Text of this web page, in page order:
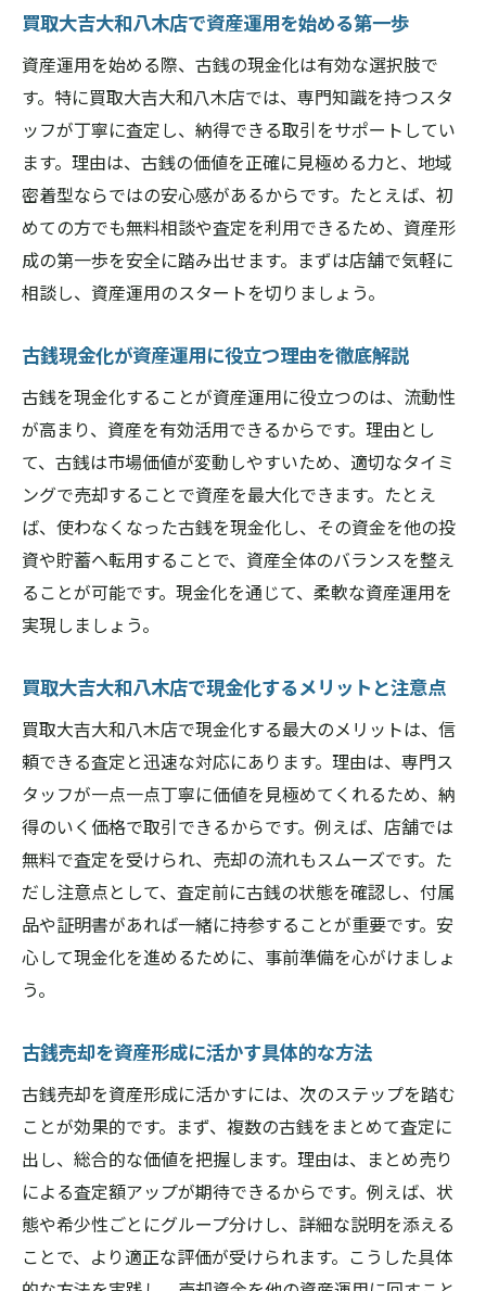
買取大吉大和八木店で資産運用を始める第一歩
資産運用を始める際、古銭の現金化は有効な選択肢で
す。特に買取大吉大和八木店では、専門知識を持つスタ
ッフが丁寧に査定し、納得できる取引をサポートしてい
ます。理由は、古銭の価値を正確に見極める力と、地域
密着型ならではの安心感があるからです。たとえば、初
めての方でも無料相談や査定を利用できるため、資産形
成の第一歩を安全に踏み出せます。まずは店舗で気軽に
相談し、資産運用のスタートを切りましょう。
古銭現金化が資産運用に役立つ理由を徹底解説
古銭を現金化することが資産運用に役立つのは、流動性
が高まり、資産を有効活用できるからです。理由とし
て、古銭は市場価値が変動しやすいため、適切なタイミ
ングで売却することで資産を最大化できます。たとえ
ば、使わなくなった古銭を現金化し、その資金を他の投
資や貯蓄へ転用することで、資産全体のバランスを整え
ることが可能です。現金化を通じて、柔軟な資産運用を
実現しましょう。
買取大吉大和八木店で現金化するメリットと注意点
買取大吉大和八木店で現金化する最大のメリットは、信
頼できる査定と迅速な対応にあります。理由は、専門ス
タッフが一点一点丁寧に価値を見極めてくれるため、納
得のいく価格で取引できるからです。例えば、店舗では
無料で査定を受けられ、売却の流れもスムーズです。た
だし注意点として、査定前に古銭の状態を確認し、付属
品や証明書があれば一緒に持参することが重要です。安
心して現金化を進めるために、事前準備を心がけましょ
う。
古銭売却を資産形成に活かす具体的な方法
古銭売却を資産形成に活かすには、次のステップを踏む
ことが効果的です。まず、複数の古銭をまとめて査定に
出し、総合的な価値を把握します。理由は、まとめ売り
による査定額アップが期待できるからです。例えば、状
態や希少性ごとにグループ分けし、詳細な説明を添える
ことで、より適正な評価が受けられます。こうした具体